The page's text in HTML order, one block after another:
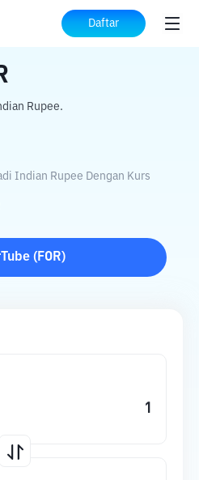
Daftar
ke INR
Rupee.
Indian Rupee Dengan Kurs
( FOR)